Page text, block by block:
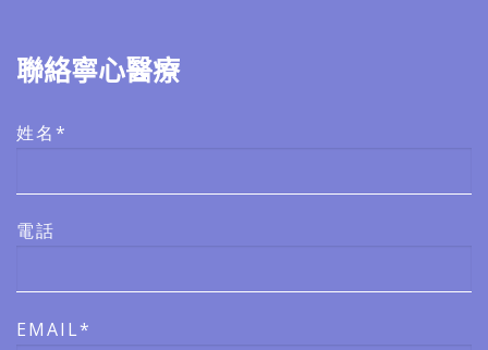
聯絡寧心醫療
姓名*
電話
EMAIL*